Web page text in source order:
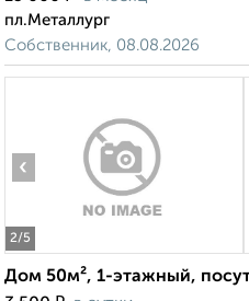
пл.Металлург
Собственник, 08.08.2026
2/5
‹
Дом 50м², 1-этажный,